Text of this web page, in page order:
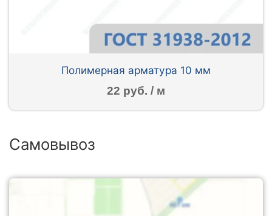
Полимерная арматура 10 мм
22 руб. / м
Самовывоз